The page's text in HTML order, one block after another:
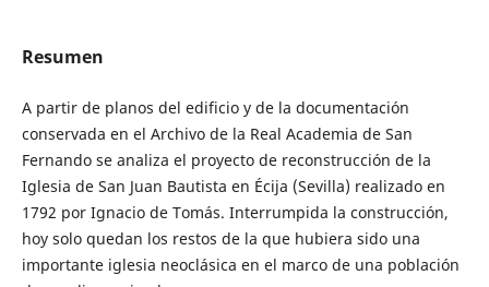
Resumen
A partir de planos del edificio y de la documentación
conservada en el Archivo de la Real Academia de San
Fernando se analiza el proyecto de reconstrucción de la
Iglesia de San Juan Bautista en Écija (Sevilla) realizado en
1792 por Ignacio de Tomás. Interrumpida la construcción,
hoy solo quedan los restos de la que hubiera sido una
importante iglesia neoclásica en el marco de una población